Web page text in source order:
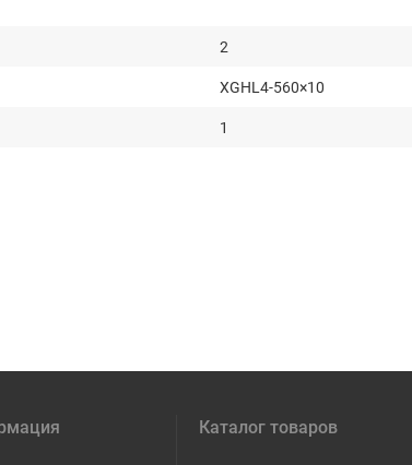
2
XGHL4-560×10
1
Каталог товаров